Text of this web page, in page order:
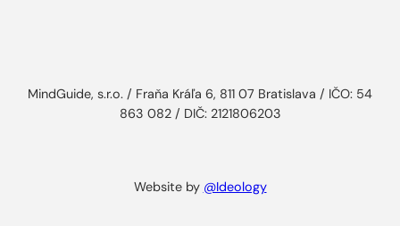
MindGuide, s.r.o. / Fraňa Kráľa 6, 811 07 Bratislava / IČO: 54
863 082 / DIČ: 2121806203
Website by @Ideology